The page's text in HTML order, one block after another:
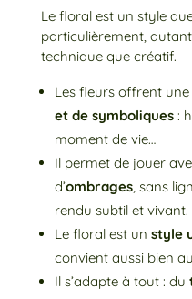
Le floral est un style
particulièrement,
technique que créatif.
Les fleurs offrent une
et de symboliques:
moment de vie…
Il permet de jouer
d’ombrages, sans
rendu subtil et vivant.
Le floral est un style
convient aussi bien
Il s’adapte à tout : du